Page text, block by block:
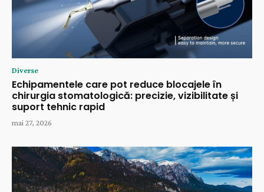
Diverse
Echipamentele care pot reduce blocajele în
chirurgia stomatologică: precizie, vizibilitate și
suport tehnic rapid
mai 27, 2026